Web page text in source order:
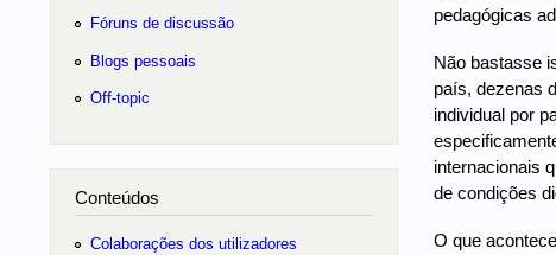
pedagógicas
Não bastasse
país, dezenas
individual por
internacionais
de condições
O que
Fóruns de discussão
Blogs pessoais
Off-topic
Conteúdos
Colaborações dos utilizadores